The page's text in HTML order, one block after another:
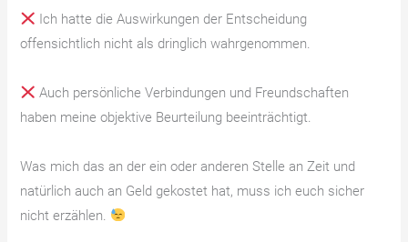
Ich hatte die Auswirkungen der Entscheidung
offensichtlich nicht als dringlich wahrgenommen.
Auch persönliche Verbindungen und Freundschaften
haben meine objektive Beurteilung beeinträchtigt.
Was mich das an der ein oder anderen Stelle an Zeit und
natürlich auch an Geld gekostet hat, muss ich euch sicher
nicht erzählen.